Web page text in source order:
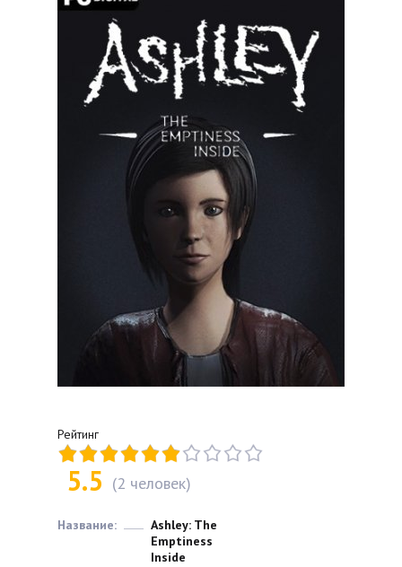
Рейтинг
5.5 (2 человек)
Название:
Ashley: The
Emptiness
Inside